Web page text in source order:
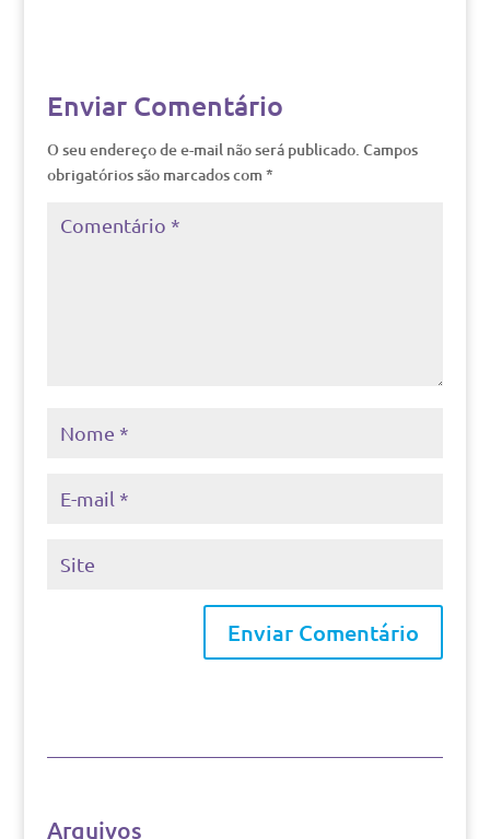
Enviar Comentário
O seu endereço de e-mail não será publicado. Campos
obrigatórios são marcados com *
Arquivos